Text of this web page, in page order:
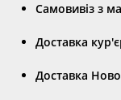
Самовивіз з
Доставка
Доставка